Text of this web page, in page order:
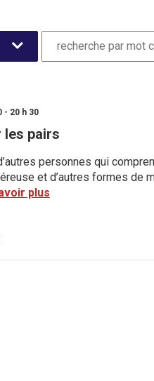
- 20 h 30
les pairs
personnes qui
et d’autres formes de
plus